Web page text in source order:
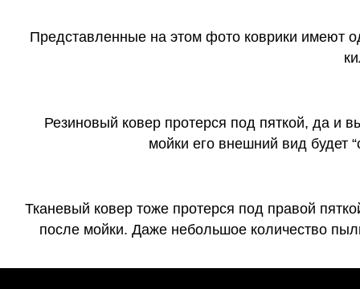
Представленные на этом фото коврики имеют
Резиновый ковер протерся под пяткой, да и
мойки его внешний вид будет
Тканевый ковер тоже протерся под правой
после мойки. Даже небольшое количество